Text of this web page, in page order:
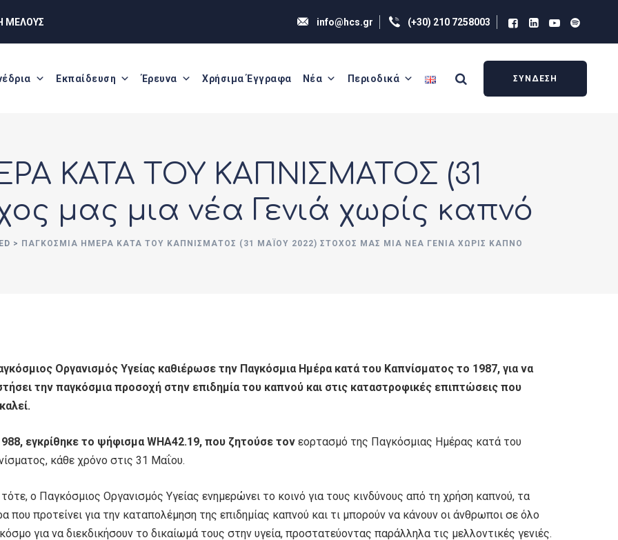
ΜΕΛΟΥΣ info@hcs.gr (+30) 210 7258003
Εκπαίδευση Έρευνα Χρήσιμα Έγγραφα Νέα Περιοδικά ΣΥΝΔΕΣΗ
ΚΑΤΑ ΤΟΥ ΚΑΠΝΙΣΜΑΤΟΣ (31
μας μια νέα Γενιά χωρίς καπνό
> ΠΑΓΚΟΣΜΙΑ ΗΜΕΡΑ ΚΑΤΑ ΤΟΥ ΚΑΠΝΙΣΜΑΤΟΣ (31 ΜΑΪΟΥ 2022) ΣΤΌΧΟΣ ΜΑΣ ΜΙΑ ΝΈΑ ΓΕΝΙΆ ΧΩΡΊΣ ΚΑΠΝΌ
Οργανισμός Υγείας καθιέρωσε την Παγκόσμια Ημέρα κατά του Καπνίσματος το 1987, για να
την παγκόσμια προσοχή στην επιδημία του καπνού και στις καταστροφικές επιπτώσεις που
εγκρίθηκε το ψήφισμα WHA42.19, που ζητούσε τον εορτασμό της Παγκόσμιας Ημέρας κατά του
κάθε χρόνο στις 31 Μαΐου.
ο Παγκόσμιος Οργανισμός Υγείας ενημερώνει το κοινό για τους κινδύνους από τη χρήση καπνού, τα
που προτείνει για την καταπολέμηση της επιδημίας καπνού και τι μπορούν να κάνουν οι άνθρωποι σε όλο
για να διεκδικήσουν το δικαίωμά τους στην υγεία, προστατεύοντας παράλληλα τις μελλοντικές γενιές.